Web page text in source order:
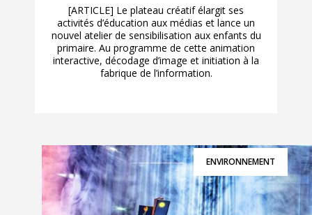
[ARTICLE] Le plateau créatif élargit ses
activités d’éducation aux médias et lance un
nouvel atelier de sensibilisation aux enfants du
primaire. Au programme de cette animation
interactive, décodage d’image et initiation à la
fabrique de l’information.
ENVIRONNEMENT